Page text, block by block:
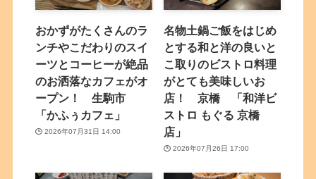
おかずがたくさんのラ
ンチやこだわりのスイ
ーツとコーヒーが絶品
のお洒落なカフェがオ
ープン！ 生駒市
「かふぅカフェ」
2026年07月31日 14:00
名物土鍋ご飯をはじめ
とする和と洋の良いと
こ取りのビストロ料理
がとても美味しいお
店！ 京橋 「和洋ビ
ストロ もぐる 京橋
店」
2026年07月26日 17:00